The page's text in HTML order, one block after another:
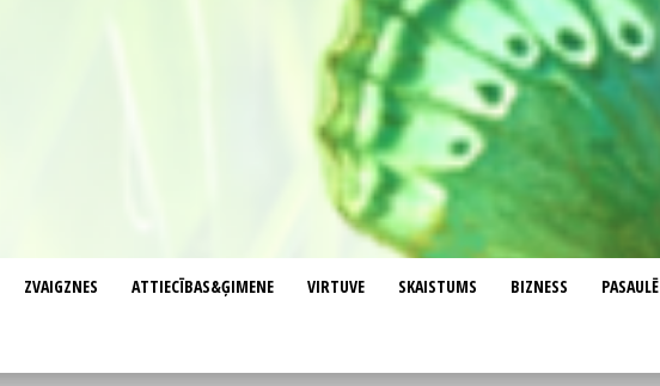
ZVAIGZNES ATTIECĪBAS&ĢIMENE VIRTUVE SKAISTUMS BIZNESS PASAULĒ